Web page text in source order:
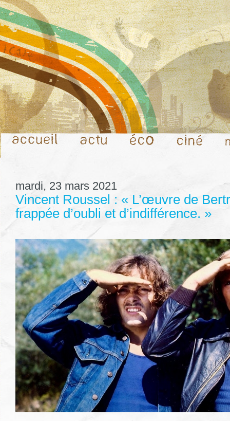
mardi, 23 mars 2021
Vincent Roussel : « L’œuvre de
frappée d’oubli et d’indifférence. »